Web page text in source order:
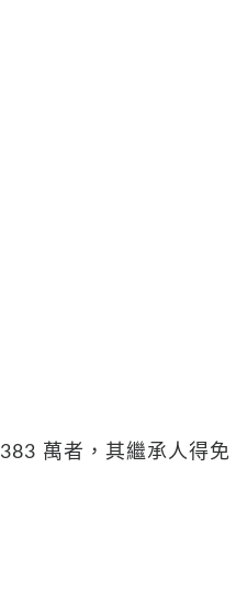
萬者，其繼承人得免